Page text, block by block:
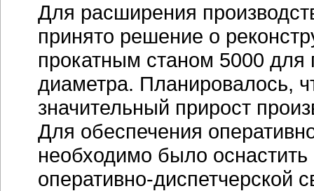
Для расширения
принято решение о
прокатным станом 5000 для
диаметра. Планировалось,
значительный прирост
Для обеспечения
необходимо было оснастить
оперативно-диспетчерской